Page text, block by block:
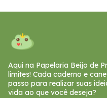
Aqui na Papelaria Beijo de
limites! Cada caderno e
passo para realizar suas
vida ao que você deseja?